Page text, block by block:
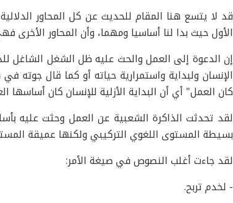
قد لا يتسع هنا المقام للحديث عن كل المحاور
الأول حيث بدا لنا أساسيا ومهما، وأن المحاور الأخرى
إن الدعوة إلى العمل والحث عليه ظل الشغل الشاغل
الإنسان ولبداية واستمرارية حياته أو كما قال جوته
كان العمل" أي أن البداية الأزلية للإنسان كان
لقد تحدثت الذاكرة الشعبية عن العمل وحثت عليه
بسيطة المستوى اللغوي التركيبي ولكنها عميقة
لقد جاءت أغلب النصوص في صيغة الأمر:
- لخدم تربح.